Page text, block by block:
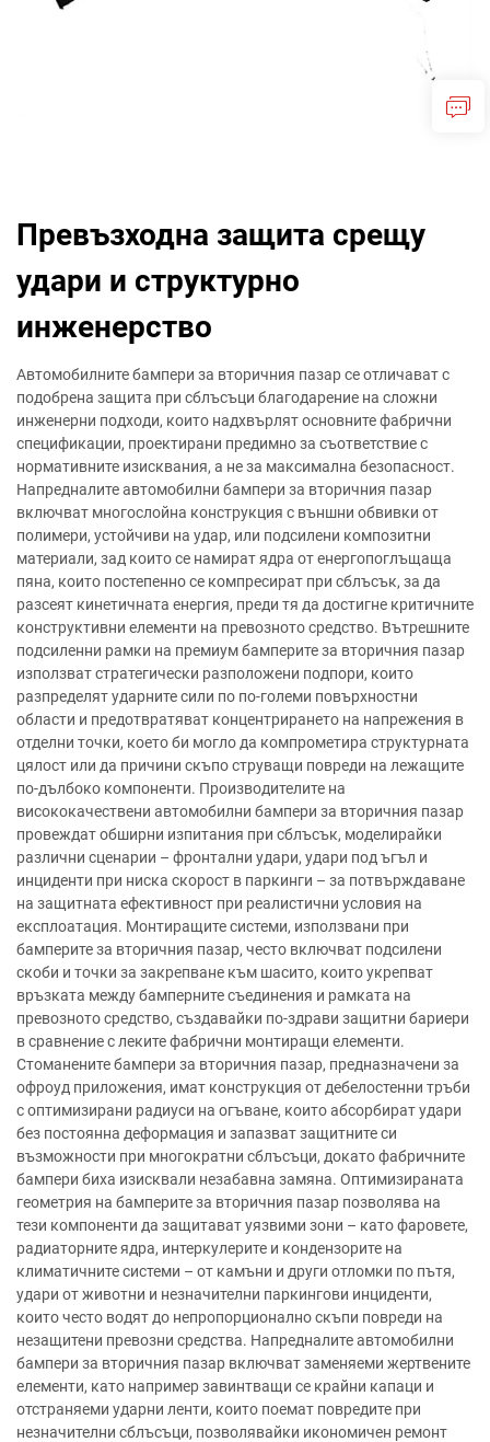
Превъзходна защита срещу
удари и структурно
инженерство
Автомобилните бампери за вторичния пазар се отличават с
подобрена защита при сблъсъци благодарение на сложни
инженерни подходи, които надхвърлят основните фабрични
спецификации, проектирани предимно за съответствие с
нормативните изисквания, а не за максимална безопасност.
Напредналите автомобилни бампери за вторичния пазар
включват многослойна конструкция с външни обвивки от
полимери, устойчиви на удар, или подсилени композитни
материали, зад които се намират ядра от енергопоглъщаща
пяна, които постепенно се компресират при сблъсък, за да
разсеят кинетичната енергия, преди тя да достигне критичните
конструктивни елементи на превозното средство. Вътрешните
подсиленни рамки на премиум бамперите за вторичния пазар
използват стратегически разположени подпори, които
разпределят ударните сили по по-големи повърхностни
области и предотвратяват концентрирането на напрежения в
отделни точки, което би могло да компрометира структурната
цялост или да причини скъпо струващи повреди на лежащите
по-дълбоко компоненти. Производителите на
висококачествени автомобилни бампери за вторичния пазар
провеждат обширни изпитания при сблъсък, моделирайки
различни сценарии – фронтални удари, удари под ъгъл и
инциденти при ниска скорост в паркинги – за потвърждаване
на защитната ефективност при реалистични условия на
експлоатация. Монтиращите системи, използвани при
бамперите за вторичния пазар, често включват подсилени
скоби и точки за закрепване към шасито, които укрепват
връзката между бамперните съединения и рамката на
превозното средство, създавайки по-здрави защитни бариери
в сравнение с леките фабрични монтиращи елементи.
Стоманените бампери за вторичния пазар, предназначени за
офроуд приложения, имат конструкция от дебелостенни тръби
с оптимизирани радиуси на огъване, които абсорбират удари
без постоянна деформация и запазват защитните си
възможности при многократни сблъсъци, докато фабричните
бампери биха изисквали незабавна замяна. Оптимизираната
геометрия на бамперите за вторичния пазар позволява на
тези компоненти да защитават уязвими зони – като фаровете,
радиаторните ядра, интеркулерите и кондензорите на
климатичните системи – от камъни и други отломки по пътя,
удари от животни и незначителни паркингови инциденти,
които често водят до непропорционално скъпи повреди на
незащитени превозни средства. Напредналите автомобилни
бампери за вторичния пазар включват заменяеми жертвените
елементи, като например завинтващи се крайни капаци и
отстраняеми ударни ленти, които поемат повредите при
незначителни сблъсъци, позволявайки икономичен ремонт